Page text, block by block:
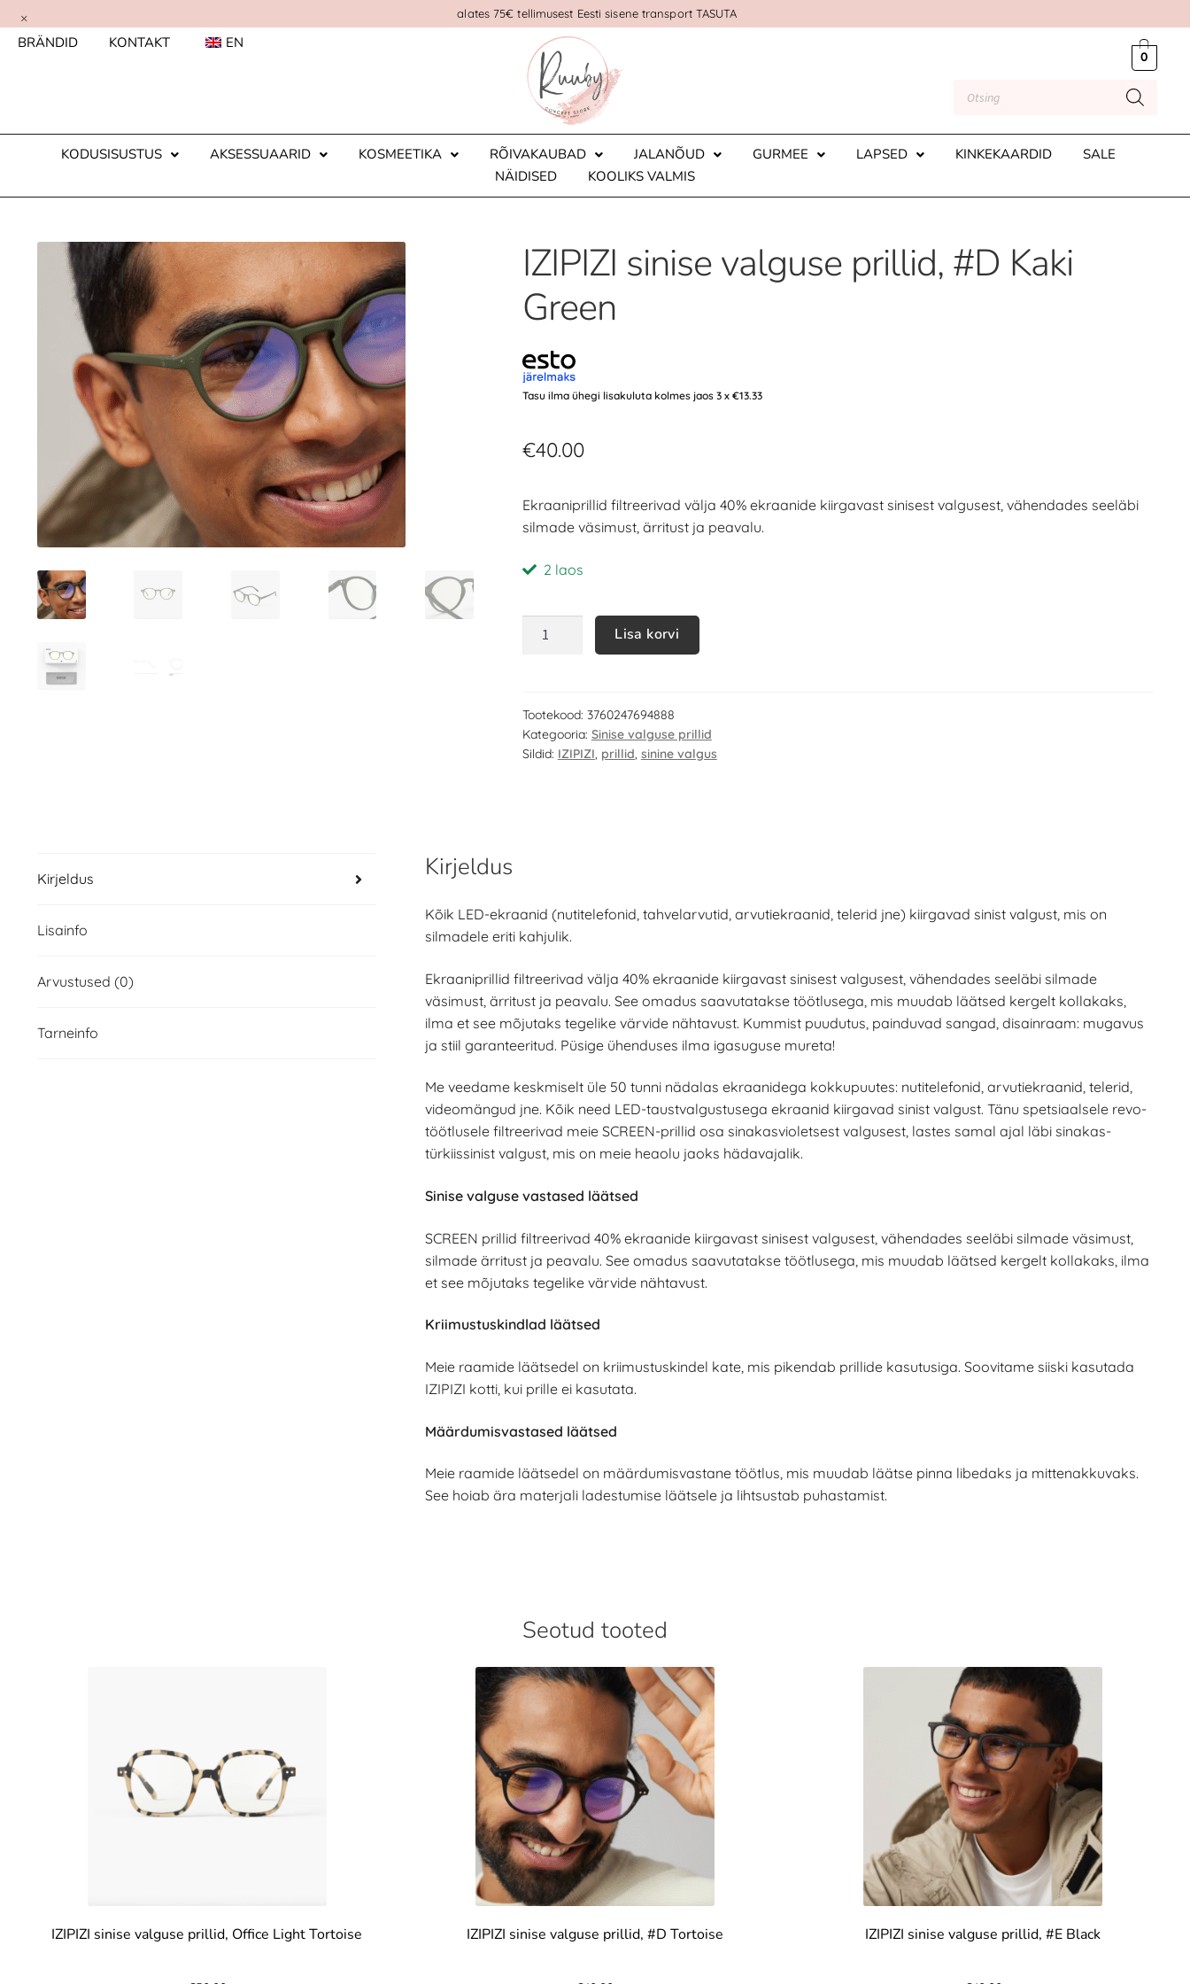
alates 75€ tellimusest Eesti sisene transport TASUTA
×
BRÄNDID KONTAKT EN
0
KODUSISUSTUS AKSESSUAARID KOSMEETIKA RÕIVAKAUBAD JALANÕUD GURMEE LAPSED KINKEKAARDID
SALE
NÄIDISED
KOOLIKS VALMIS
IZIPIZI sinise valguse prillid, #D Kaki
Green
Tasu ilma ühegi lisakuluta kolmes jaos 3 x €13.33
€40.00
Ekraaniprillid filtreerivad välja 40% ekraanide kiirgavast sinisest valgusest, vähendades seeläbi
silmade väsimust, ärritust ja peavalu.
2 laos
Lisa korvi
Tootekood: 3760247694888
Kategooria: Sinise valguse prillid
Sildid: IZIPIZI, prillid, sinine valgus
Kirjeldus
Lisainfo
Arvustused (0)
Tarneinfo
Kirjeldus
Kõik LED-ekraanid (nutitelefonid, tahvelarvutid, arvutiekraanid, telerid jne) kiirgavad sinist valgust, mis on
silmadele eriti kahjulik.
Ekraaniprillid filtreerivad välja 40% ekraanide kiirgavast sinisest valgusest, vähendades seeläbi silmade
väsimust, ärritust ja peavalu. See omadus saavutatakse töötlusega, mis muudab läätsed kergelt kollakaks,
ilma et see mõjutaks tegelike värvide nähtavust. Kummist puudutus, painduvad sangad, disainraam: mugavus
ja stiil garanteeritud. Püsige ühenduses ilma igasuguse mureta!
Me veedame keskmiselt üle 50 tunni nädalas ekraanidega kokkupuutes: nutitelefonid, arvutiekraanid, telerid,
videomängud jne. Kõik need LED-taustvalgustusega ekraanid kiirgavad sinist valgust. Tänu spetsiaalsele revo-
töötlusele filtreerivad meie SCREEN-prillid osa sinakasvioletsest valgusest, lastes samal ajal läbi sinakas-
türkiissinist valgust, mis on meie heaolu jaoks hädavajalik.
Sinise valguse vastased läätsed
SCREEN prillid filtreerivad 40% ekraanide kiirgavast sinisest valgusest, vähendades seeläbi silmade väsimust,
silmade ärritust ja peavalu. See omadus saavutatakse töötlusega, mis muudab läätsed kergelt kollakaks, ilma
et see mõjutaks tegelike värvide nähtavust.
Kriimustuskindlad läätsed
Meie raamide läätsedel on kriimustuskindel kate, mis pikendab prillide kasutusiga. Soovitame siiski kasutada
IZIPIZI kotti, kui prille ei kasutata.
Määrdumisvastased läätsed
Meie raamide läätsedel on määrdumisvastane töötlus, mis muudab läätse pinna libedaks ja mittenakkuvaks.
See hoiab ära materjali ladestumise läätsele ja lihtsustab puhastamist.
Seotud tooted
IZIPIZI sinise valguse prillid, Office Light Tortoise IZIPIZI sinise valguse prillid, #D Tortoise IZIPIZI sinise valguse prillid, #E Black